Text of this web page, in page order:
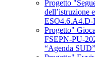
Progetto
dell’istruzione
ESO4.6.A4.D-
Progetto"
FSEPN-PU-
“Agenda